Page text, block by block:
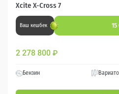
Xcite X-Cross 7
Ваш кешбек
2 278 800 ₽
Бензин